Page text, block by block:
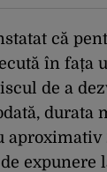
că
în fața
de a
durata
aproximativ
expunere